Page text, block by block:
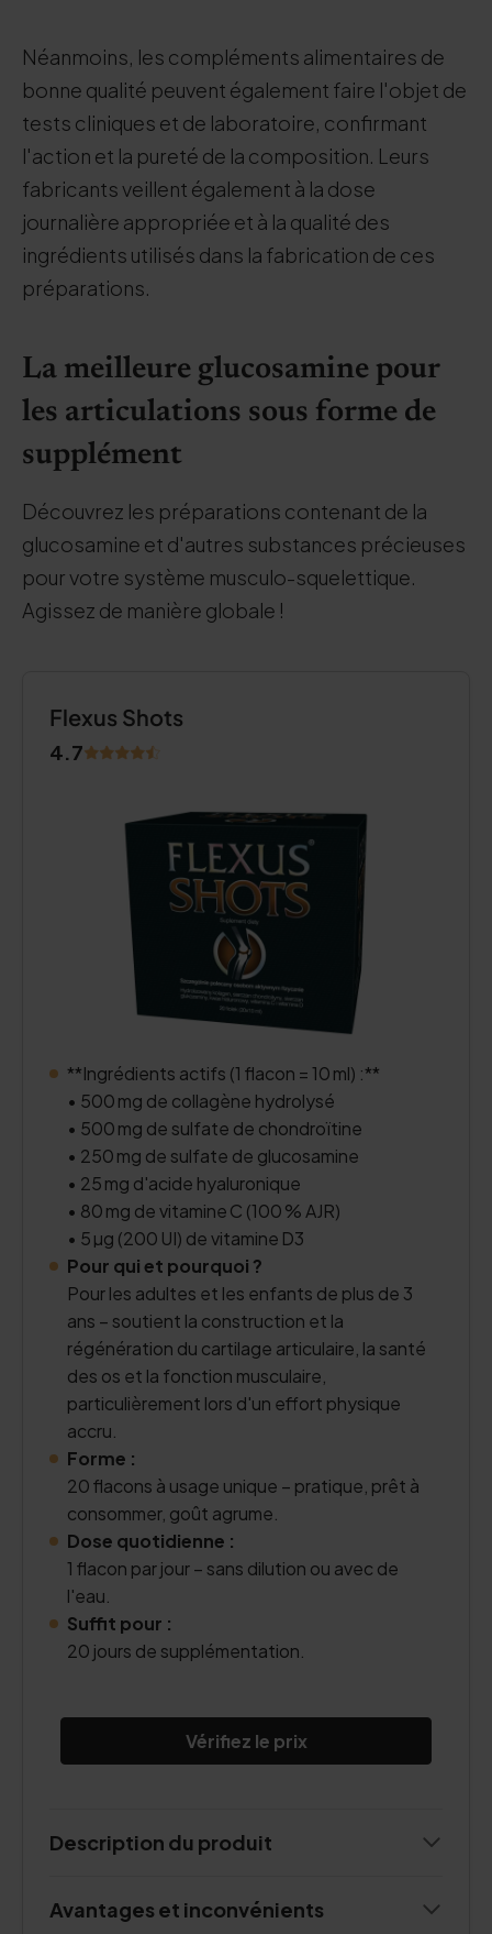
Néanmoins, les compléments alimentaires de
bonne qualité peuvent également faire l'objet de
tests cliniques et de laboratoire, confirmant
l'action et la pureté de la composition. Leurs
fabricants veillent également à la dose
journalière appropriée et à la qualité des
ingrédients utilisés dans la fabrication de ces
préparations.
La meilleure glucosamine pour
les articulations sous forme de
supplément
Découvrez les préparations contenant de la
glucosamine et d'autres substances précieuses
pour votre système musculo-squelettique.
Agissez de manière globale !
Flexus Shots
4.7
**Ingrédients actifs (1 flacon = 10 ml) :**
• 500 mg de collagène hydrolysé
• 500 mg de sulfate de chondroïtine
• 250 mg de sulfate de glucosamine
• 25 mg d'acide hyaluronique
• 80 mg de vitamine C (100 % AJR)
• 5 µg (200 UI) de vitamine D3
Pour qui et pourquoi ?
Pour les adultes et les enfants de plus de 3
ans – soutient la construction et la
régénération du cartilage articulaire, la santé
des os et la fonction musculaire,
particulièrement lors d'un effort physique
accru.
Forme :
20 flacons à usage unique – pratique, prêt à
consommer, goût agrume.
Dose quotidienne :
1 flacon par jour – sans dilution ou avec de
l'eau.
Suffit pour :
20 jours de supplémentation.
Vérifiez le prix
Description du produit
Avantages et inconvénients